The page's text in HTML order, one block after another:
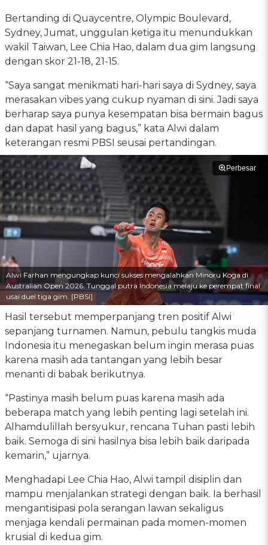
Bertanding di Quaycentre, Olympic Boulevard,
Sydney, Jumat, unggulan ketiga itu menundukkan
wakil Taiwan, Lee Chia Hao, dalam dua gim langsung
dengan skor 21-18, 21-15.
“Saya sangat menikmati hari-hari saya di Sydney, saya
merasakan vibes yang cukup nyaman di sini. Jadi saya
berharap saya punya kesempatan bisa bermain bagus
dan dapat hasil yang bagus,” kata Alwi dalam
keterangan resmi PBSI seusai pertandingan.
Perbesar
Alwi Farhan mengungkap kunci sukses mengalahkan Minoru Koga di
Australian Open 2026. Tunggal putra Indonesia melaju ke perempat final
usai duel tiga gim. [PBSI]
Hasil tersebut memperpanjang tren positif Alwi
sepanjang turnamen. Namun, pebulu tangkis muda
Indonesia itu menegaskan belum ingin merasa puas
karena masih ada tantangan yang lebih besar
menanti di babak berikutnya.
“Pastinya masih belum puas karena masih ada
beberapa match yang lebih penting lagi setelah ini.
Alhamdulillah bersyukur, rencana Tuhan pasti lebih
baik. Semoga di sini hasilnya bisa lebih baik daripada
kemarin,” ujarnya.
Menghadapi Lee Chia Hao, Alwi tampil disiplin dan
mampu menjalankan strategi dengan baik. Ia berhasil
mengantisipasi pola serangan lawan sekaligus
menjaga kendali permainan pada momen-momen
krusial di kedua gim.